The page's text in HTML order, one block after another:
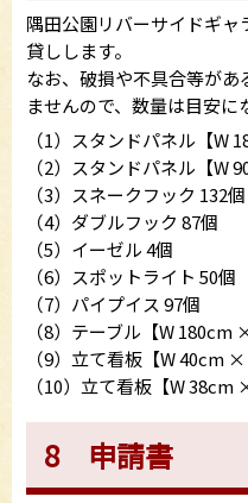
隅田公園リバーサイドギ
貸しします。
なお、破損や不具合等が
ませんので、数量は目安に
（1）スタンドパネル【W
（2）スタンドパネル【W
（3）スネークフック 132個
（4）ダブルフック 87個
（5）イーゼル 4個
（6）スポットライト 50個
（7）パイプイス 97個
（8）テーブル【W
（9）立て看板【W 40cm
（10）立て看板【W
8 申請書